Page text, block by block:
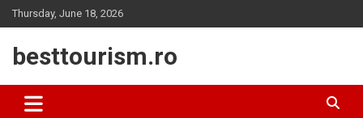
Skip
to
Thursday, June 18, 2026
besttourism.ro